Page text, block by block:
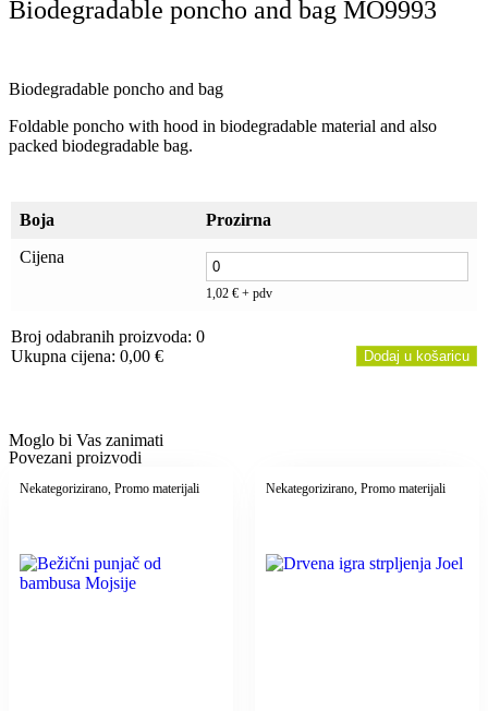
Biodegradable poncho and bag MO9993
Biodegradable poncho and bag
Foldable poncho with hood in biodegradable material and also
packed biodegradable bag.
Boja
Prozirna
Cijena
1,02 € + pdv
Broj odabranih proizvoda: 0
Ukupna cijena: 0,00 €
$0.00
Dodaj u košaricu
Moglo bi Vas zanimati
Povezani proizvodi
Nekategorizirano, Promo materijali Nekategorizirano, Promo materijali